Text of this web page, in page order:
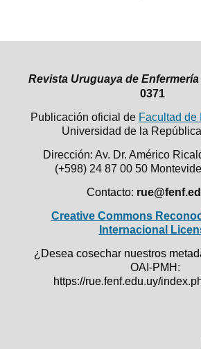
Revista Uruguaya de
0371
Publicación oficial de Facultad de
Universidad de la
Dirección: Av. Dr. Américo
(+598) 24 87 00 50
Contacto:
Creative Commons
Internacional
¿Desea cosechar nuestros
OAI-PMH:
https://rue.fenf.edu.uy/